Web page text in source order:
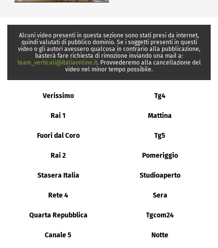
Alcuni video presenti in questa sezione sono stati presi da internet,
quindi valutati di pubblico dominio. Se i soggetti presenti in questi
video o gli autori avessero qualcosa in contrario alla pubblicazione,
basterà fare richiesta di rimozione inviando una mail a:
team_verticali@italiaonline.it. Provvederemo alla cancellazione del
video nel minor tempo possibile.
Verissimo Tg4
Rai 1 Mattina
Fuori dal Coro Tg5
Rai 2 Pomeriggio
Stasera Italia Studioaperto
Rete 4 Sera
Quarta Repubblica Tgcom24
Canale 5 Notte